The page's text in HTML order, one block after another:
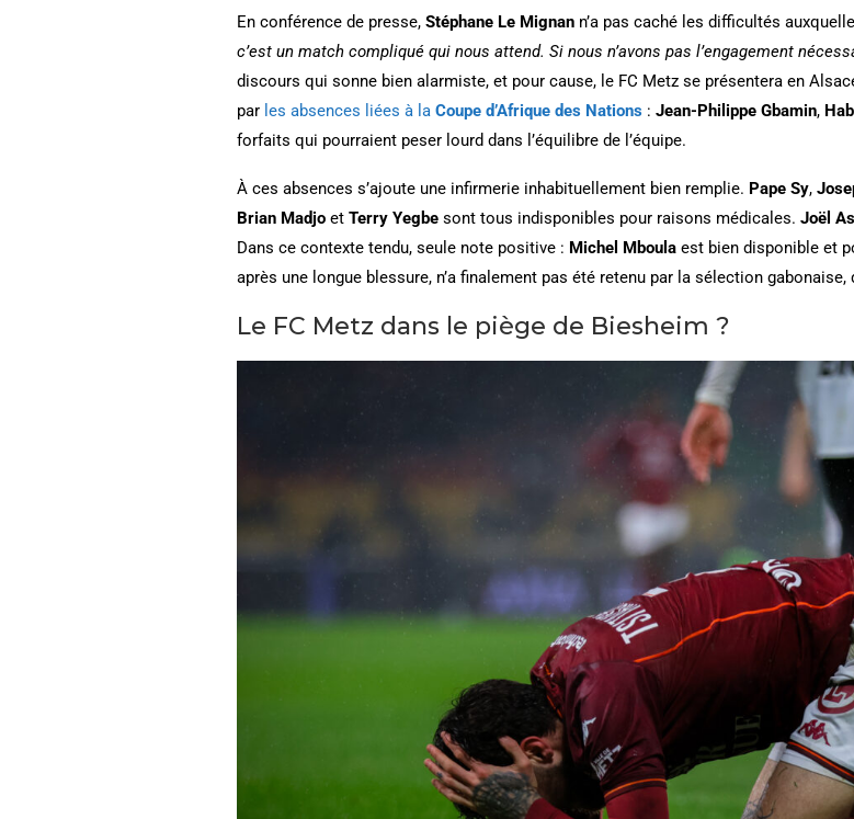
En conférence de presse, Stéphane Le Mignan n’a pas caché les difficultés
c’est un match compliqué qui nous attend. Si nous n’avons pas l’engagement
discours qui sonne bien alarmiste, et pour cause, le FC Metz se présentera en
par les absences liées à la Coupe d’Afrique des Nations : Jean-Philippe Gbamin,
forfaits qui pourraient peser lourd dans l’équilibre de l’équipe.
À ces absences s’ajoute une infirmerie inhabituellement bien remplie. Pape Sy,
Brian Madjo et Terry Yegbe sont tous indisponibles pour raisons médicales. Joël
Dans ce contexte tendu, seule note positive : Michel Mboula est bien disponible et
après une longue blessure, n’a finalement pas été retenu par la sélection
Le FC Metz dans le piège de Biesheim ?